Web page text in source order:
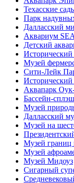
Техасские
Парк
Далласский
Аквариум
Детский
Музей
Сити-Лейк
Аквапарк
Бассейн-
Музей
Далласский
Музей на
Музей границ
Музей
Музей Мидоуз
Сигарный